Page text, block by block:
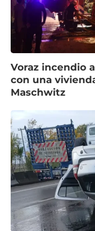
Voraz incendio
con una
Maschwitz